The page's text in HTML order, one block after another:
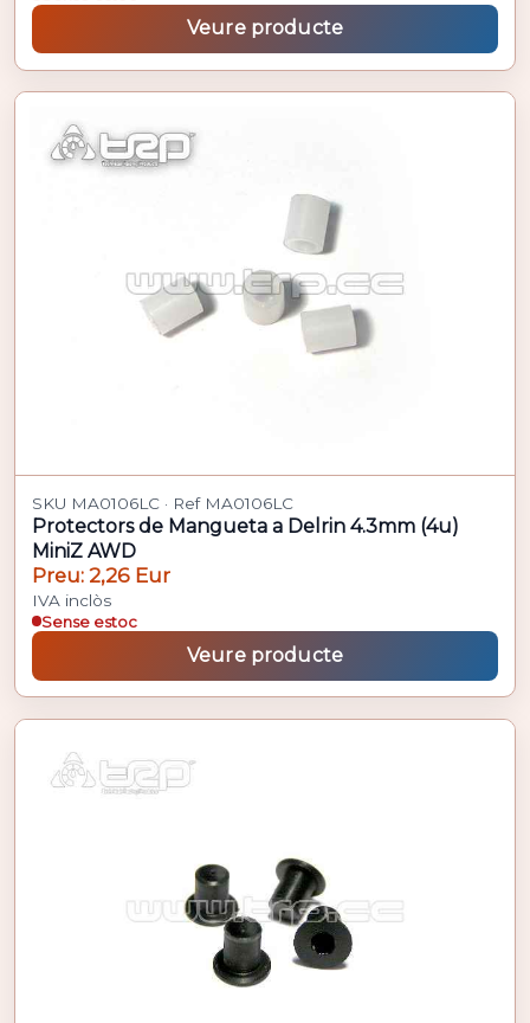
Veure producte
SKU MA0106LC · Ref MA0106LC
Protectors de Mangueta a Delrin 4.3mm (4u)
MiniZ AWD
Preu: 2,26 Eur
IVA inclòs
Sense estoc
Veure producte